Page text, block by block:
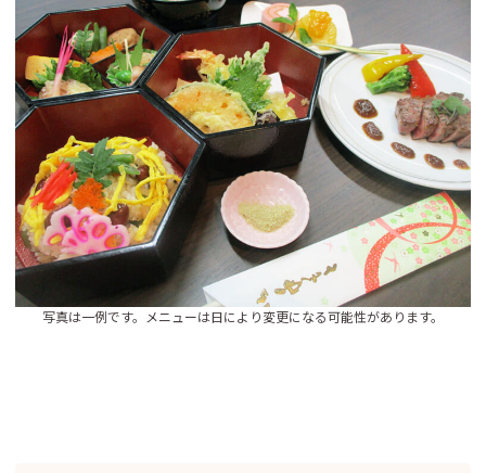
写真は一例です。メニューは日により変更になる可能性があります。